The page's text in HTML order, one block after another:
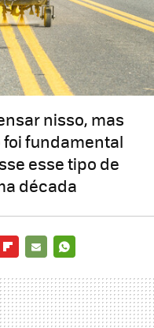
nisso, mas
fundamental
esse tipo de
década
MAIL